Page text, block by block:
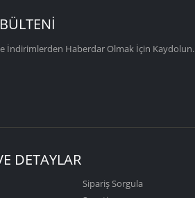
İndirimlerden Haberdar Olmak İçin Kaydolun.
DETAYLAR
Sipariş Sorgula